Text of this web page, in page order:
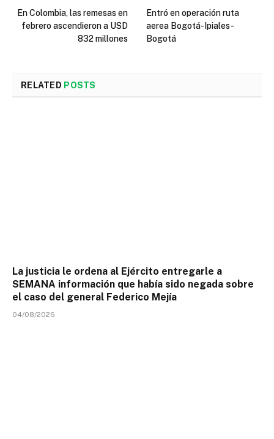
En Colombia, las remesas en
febrero ascendieron a USD
832 millones
Entró en operación ruta
aerea Bogotá-Ipiales-
Bogotá
RELATED POSTS
La justicia le ordena al Ejército entregarle a
SEMANA información que había sido negada sobre
el caso del general Federico Mejía
04/08/2026